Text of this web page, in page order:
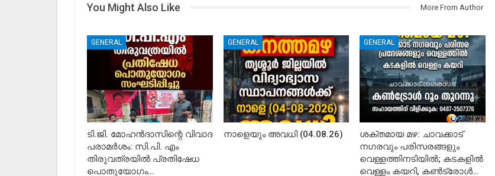
You Might Also Like More From Author
GENERAL
ടി.ജി. മോഹൻദാസിന്റെ വിവാദ
പരാമർശം: സി.പി. എം
തിരുവത്രയിൽ പ്രതിഷേധ
പൊതുയോഗം…
GENERAL
നാളെയും അവധി (04.08.26)
GENERAL
ശക്തമായ മഴ: ചാവക്കാട്
നഗരവും പരിസരങ്ങളും
വെള്ളത്തിനടിയിൽ; കടകളിൽ
വെള്ളം കയറി, കൺട്രോൾ…